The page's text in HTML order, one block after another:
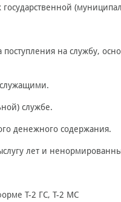
поступления на службу,
службе.
денежного содержания.
лет и
Т-2 ГС, Т-2 МС